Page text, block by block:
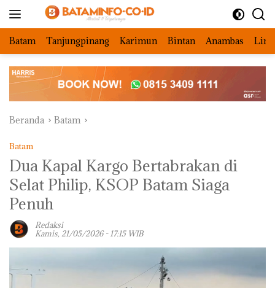
Batam Tanjungpinang Karimun Bintan Anambas
Beranda Batam
Batam
Dua Kapal Kargo Bertabrakan di
Selat Philip, KSOP Batam Siaga
Penuh
Redaksi
Kamis, 21/05/2026 - 17:15 WIB